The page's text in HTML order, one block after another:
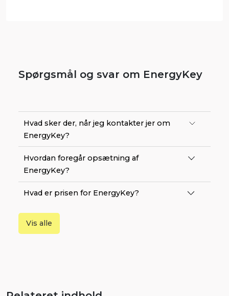
Spørgsmål og svar om EnergyKey
Hvad sker der, når jeg kontakter jer om
EnergyKey?
Hvordan foregår opsætning af
EnergyKey?
Hvad er prisen for EnergyKey?
Vis alle